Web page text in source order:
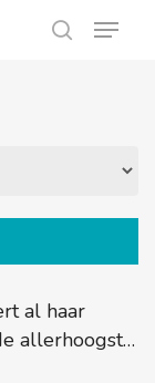
Menu
al haar
allerhoogste
In de loop